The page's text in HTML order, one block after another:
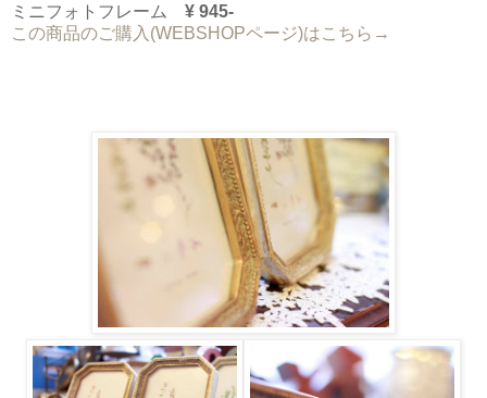
ミニフォトフレーム ¥ 945-
この商品のご購入(WEBSHOPページ)はこちら→